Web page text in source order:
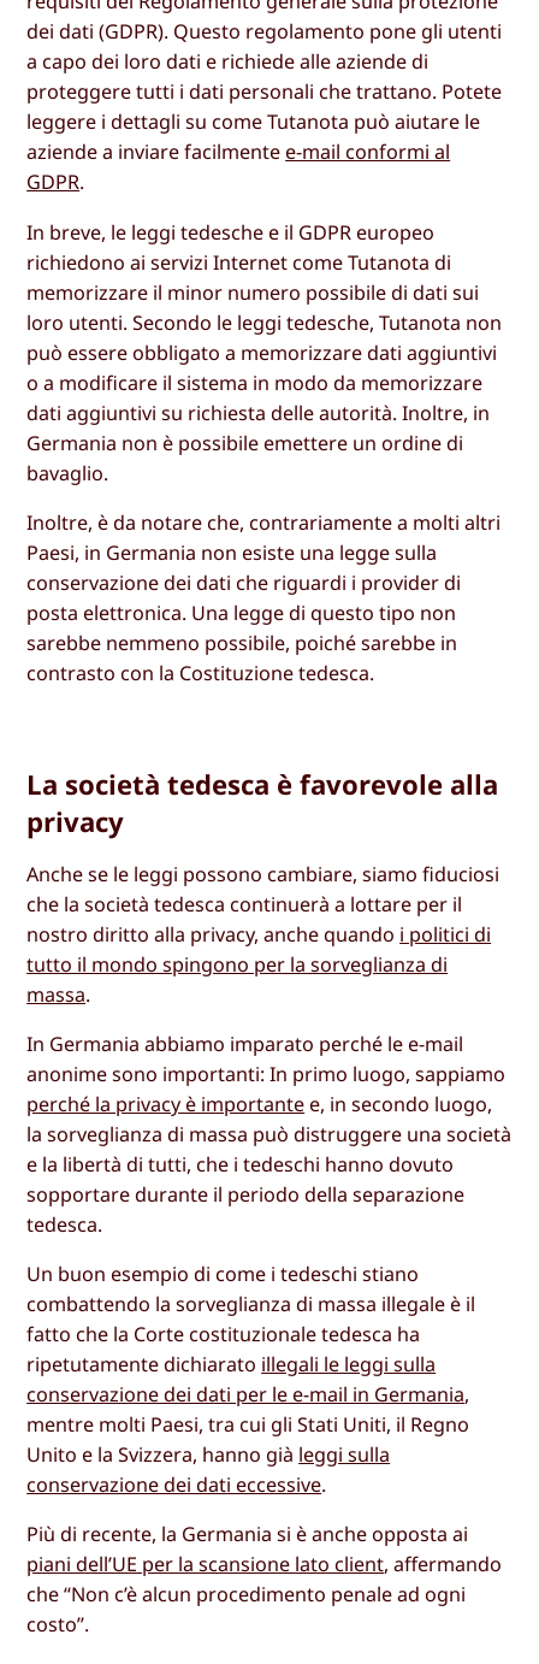
dei dati (GDPR). Questo regolamento pone gli utenti
a capo dei loro dati e richiede alle aziende di
proteggere tutti i dati personali che trattano. Potete
leggere i dettagli su come Tutanota può aiutare le
aziende a inviare facilmente e-mail conformi al
GDPR.
In breve, le leggi tedesche e il GDPR europeo
richiedono ai servizi Internet come Tutanota di
memorizzare il minor numero possibile di dati sui
loro utenti. Secondo le leggi tedesche, Tutanota non
può essere obbligato a memorizzare dati aggiuntivi
o a modificare il sistema in modo da memorizzare
dati aggiuntivi su richiesta delle autorità. Inoltre, in
Germania non è possibile emettere un ordine di
bavaglio.
Inoltre, è da notare che, contrariamente a molti altri
Paesi, in Germania non esiste una legge sulla
conservazione dei dati che riguardi i provider di
posta elettronica. Una legge di questo tipo non
sarebbe nemmeno possibile, poiché sarebbe in
contrasto con la Costituzione tedesca.
La società tedesca è favorevole alla
privacy
Anche se le leggi possono cambiare, siamo fiduciosi
che la società tedesca continuerà a lottare per il
nostro diritto alla privacy, anche quando i politici di
tutto il mondo spingono per la sorveglianza di
massa.
In Germania abbiamo imparato perché le e-mail
anonime sono importanti: In primo luogo, sappiamo
perché la privacy è importante e, in secondo luogo,
la sorveglianza di massa può distruggere una società
e la libertà di tutti, che i tedeschi hanno dovuto
sopportare durante il periodo della separazione
tedesca.
Un buon esempio di come i tedeschi stiano
combattendo la sorveglianza di massa illegale è il
fatto che la Corte costituzionale tedesca ha
ripetutamente dichiarato illegali le leggi sulla
conservazione dei dati per le e-mail in Germania,
mentre molti Paesi, tra cui gli Stati Uniti, il Regno
Unito e la Svizzera, hanno già leggi sulla
conservazione dei dati eccessive.
Più di recente, la Germania si è anche opposta ai
piani dell’UE per la scansione lato client, affermando
che “Non c’è alcun procedimento penale ad ogni
costo”.